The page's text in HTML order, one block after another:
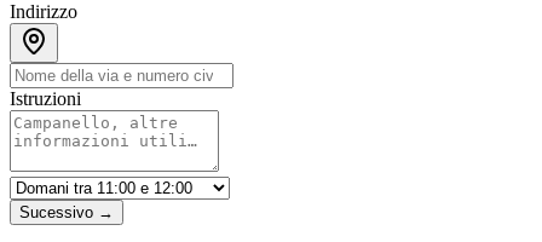
Indirizzo
Istruzioni
Sucessivo →